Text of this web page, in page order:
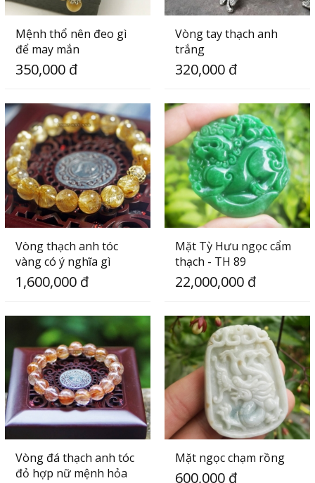
Mệnh thổ nên đeo gì
để may mắn
350,000 đ
Vòng tay thạch anh
trắng
320,000 đ
Vòng thạch anh tóc
vàng có ý nghĩa gì
1,600,000 đ
Mặt Tỳ Hưu ngọc cẩm
thạch - TH 89
22,000,000 đ
Vòng đá thạch anh tóc
đỏ hợp nữ mệnh hỏa
Mặt ngọc chạm rồng
600,000 đ